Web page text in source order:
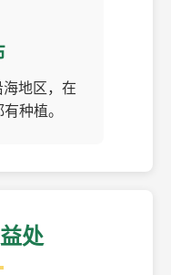
地区，在
种植。
处